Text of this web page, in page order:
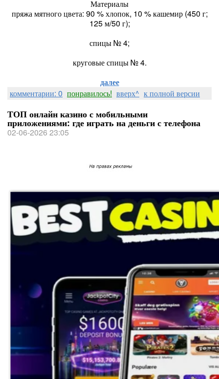
Материалы
пряжа мятного цвета: 90 % хлопок, 10 % кашемир (450 г;
125 м/50 г);
спицы № 4;
круговые спицы № 4.
далее
комментарии: 0 понравилось! вверх^ к полной версии
ТОП онлайн казино с мобильными
приложениями: где играть на деньги с телефона
02-06-2026 23:05